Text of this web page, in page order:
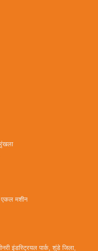
एकल मशीन
इंडस्ट्रियल पार्क, शुंडे जिला,